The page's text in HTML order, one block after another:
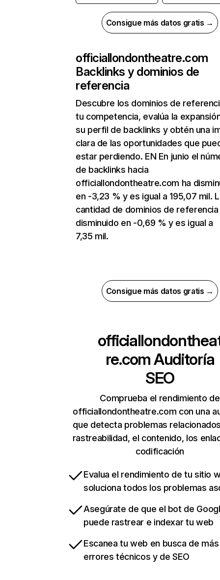
Consigue más datos gratis →
officiallondontheatre.com
Backlinks y dominios de
referencia
Descubre los dominios de
tu competencia, evalúa la
su perfil de backlinks y obtén una
clara de las oportunidades que
estar perdiendo. EN En junio el
de backlinks hacia
officiallondontheatre.com ha
en -3,23 % y es igual a 195,07 mil.
cantidad de dominios de referencia
disminuido en -0,69 % y es igual a
7,35 mil.
Consigue más datos gratis →
re.comAuditoría
SEO
Comprueba el rendimiento de
officiallondontheatre.com con una
que detecta problemas
rastreabilidad, el contenido, los
codificación
Evalua el rendimiento de tu sitio
soluciona todos los problemas
Asegúrate de que el bot de
puede rastrear e indexar tu web
Escanea tu web en busca de
errores técnicos y de SEO